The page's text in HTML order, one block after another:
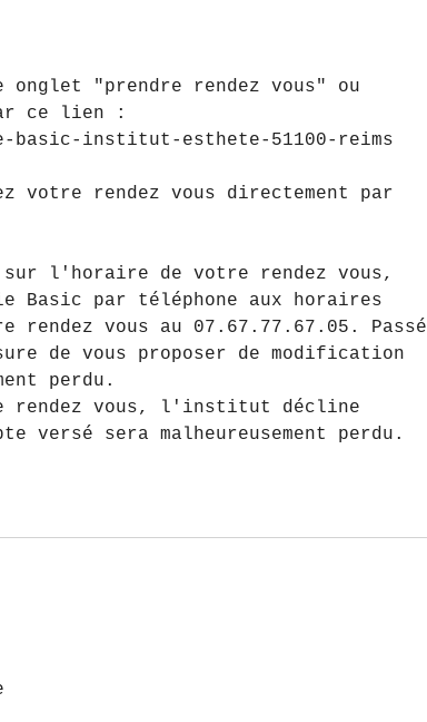
"prendre rendez vous" ou
ce lien :
basic-institut-esthete-51100-reims
votre rendez vous directement par
sur l'horaire de votre rendez vous,
Basic par téléphone aux horaires
rendez vous au 07.67.77.67.05. Passé
de vous proposer de modification
perdu.
rendez vous, l'institut décline
sera malheureusement perdu.